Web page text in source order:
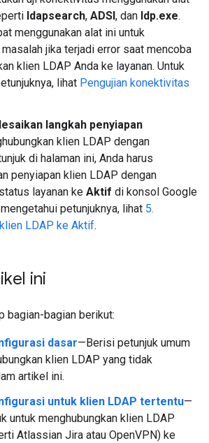
ldapsearch, ADSI, dan ldp.exe.
menggunakan alat ini untuk
jika terjadi error saat mencoba
klien LDAP Anda ke layanan. Untuk
lihat Pengujian konektivitas
langkah penyiapan
klien LDAP dengan
di halaman ini, Anda harus
penyiapan klien LDAP dengan
layanan ke Aktif di konsol Google
petunjuknya, lihat 5.
LDAP ke Aktif.
ini
bagian-bagian berikut:
dasar—Berisi petunjuk umum
klien LDAP yang tidak
artikel ini.
untuk klien LDAP tertentu—
untuk menghubungkan klien LDAP
Atlassian Jira atau OpenVPN) ke